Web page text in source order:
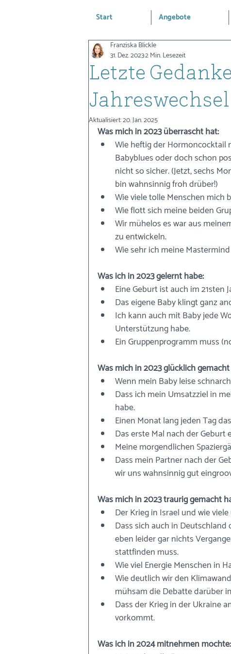
Start Angebote
Letzte
Jahreswechsel
Franziska Blickle
31. Dez. 20232 Min. Lesezeit
Aktualisiert:20. Jan. 2025
Was mich in 2023 überrascht hat:
Wie heftig der Hormoncocktail
Babyblues oder doch schon
nicht so sicher. (Jetzt, sechs
bin wahnsinnig froh drüber!)
Wie viele tolle Menschen
Wie flott sich meine beiden
Wir mühelos es war aus
zu entwickeln.
Wie sehr ich meine
Was ich in 2023 gelernt habe:
Eine Geburt ist auch im 21sten
Das eigene Baby klingt ganz
Ich kann auch mit Baby jede
Unterstützung habe.
Ein Gruppenprogramm muss
Was mich in 2023 glücklich
Wenn mein Baby leise
Dass ich mein Umsatzziel in
habe.
Einen Monat lang jeden Tag
Das erste Mal nach der Geburt
Meine morgendlichen
Dass mein Partner nach der
wir uns wahnsinnig gut
Was mich in 2023 traurig gemacht
Der Krieg in Israel und wie
Dass sich auch in
eben leider gar nichts
stattfinden muss.
Wie viel Energie Menschen in
Wie deutlich wir den
mühsam die Debatte darüber
Dass der Krieg in der Ukraine
vorkommt.
Was ich in 2024 mitnehmen möchte: